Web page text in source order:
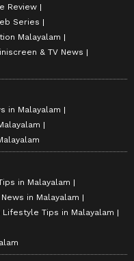
Review
Series
Malayalam
& TV News
in Malayalam
in Malayalam
in Malayalam
Lifestyle Tips in Malayalam